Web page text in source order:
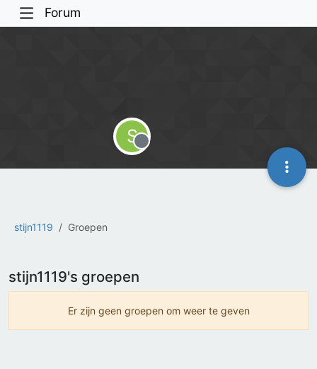
Forum
stijn1119 Groepen
S
Offline
stijn1119's groepen
Er zijn geen groepen om weer te geven